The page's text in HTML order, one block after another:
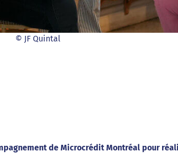
© JF Quintal
de Microcrédit Montréal pour